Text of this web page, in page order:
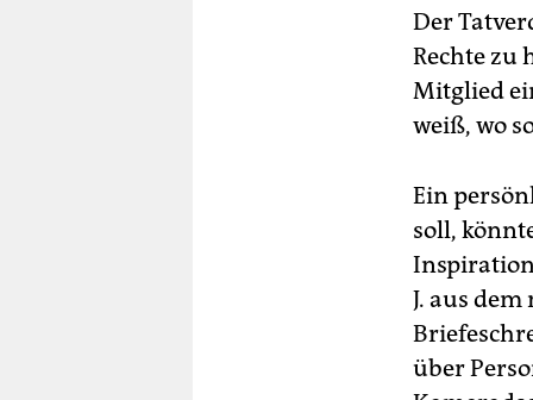
Der
Rechte zu
Mitglied
weiß, wo
Ein
soll,
J. aus
über